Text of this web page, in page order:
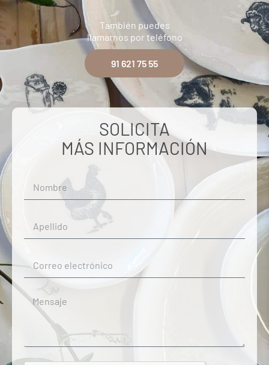
También puedes
llamarnos por teléfono
91 621 75 55
SOLICITA
MÁS INFORMACIÓN